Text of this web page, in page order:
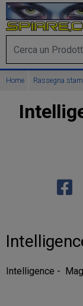
Home Rassegna
Intelligence -